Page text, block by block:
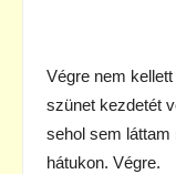
Végre nem
szünet kezdetét
sehol sem láttam
hátukon. Végre.